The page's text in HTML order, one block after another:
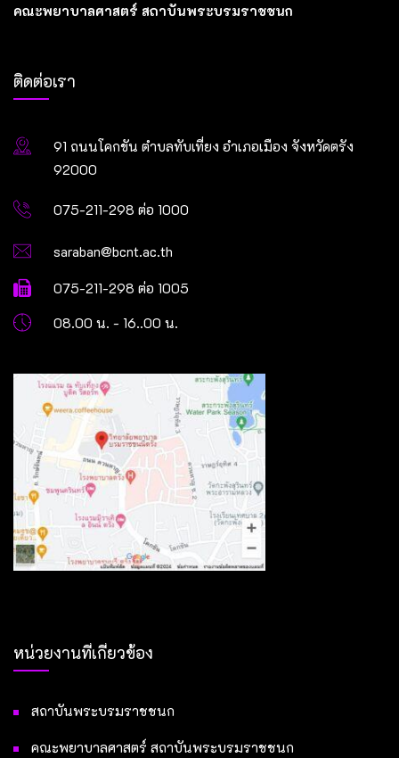
คณะพยาบาลศาสตร์ สถาบันพระบรมราชชนก
ติดต่อเรา
91 ถนนโคกขัน ตำบลทับเที่ยง อำเภอเมือง จังหวัดตรัง
92000
075-211-298 ต่อ 1000
saraban@bcnt.ac.th
075-211-298 ต่อ 1005
08.00 น. - 16..00 น.
หน่วยงานที่เกี่ยวข้อง
สถาบันพระบรมราชชนก
คณะพยาบาลศาสตร์ สถาบันพระบรมราชชนก